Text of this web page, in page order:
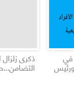
في ذكرى